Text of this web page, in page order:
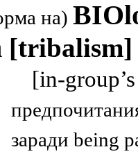
на)
[tribalism]
[in-group’s
being